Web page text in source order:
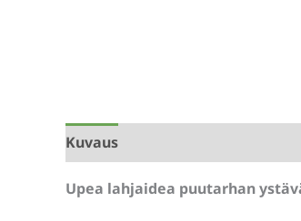
Kuvaus
Upea lahjaidea puutarhan